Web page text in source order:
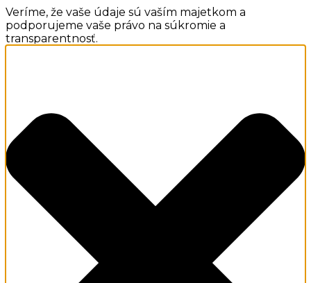
Veríme, že vaše údaje sú vaším majetkom a
podporujeme vaše právo na súkromie a
transparentnosť.